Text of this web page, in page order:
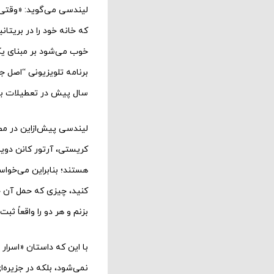
که خانه خود را در
خوب می‌شود بر مبنای
سال پیش در تعطیلات
لیندسی پیش‌ازاین در
کریستی، آرتور کانن
هستند؛ بنابراین
کنید، چیزی که حمل آن
بزنم و هر دو را واقعاً
با این که داستان
نمی‌شود، بلکه در